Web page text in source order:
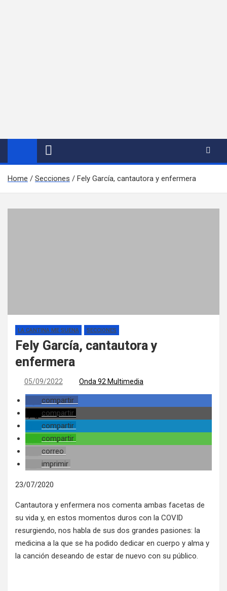
Home Secciones Fely García, cantautora y enfermera
LA CANTINA ME SUENA SECCIONES
Fely García, cantautora y
enfermera
05/09/2022 Onda 92 Multimedia
compartir
compartir
compartir
compartir
correo
imprimir
23/07/2020
Cantautora y enfermera nos comenta ambas facetas de
su vida y, en estos momentos duros con la COVID
resurgiendo, nos habla de sus dos grandes pasiones: la
medicina a la que se ha podido dedicar en cuerpo y alma y
la canción deseando de estar de nuevo con su público.